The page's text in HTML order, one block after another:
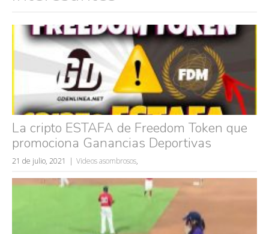
La cripto ESTAFA de Freedom Token que
promociona Ganancias Deportivas
21 de julio, 2021 Videos asombrosos,